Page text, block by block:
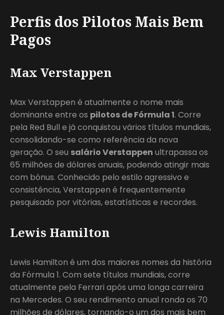
Perfis dos Pilotos Mais Bem
Pagos
Max Verstappen
Max Verstappen é atualmente o nome mais
dominante entre os pilotos de Fórmula 1. Corre
pela Red Bull e já conquistou vários títulos mundiais,
consolidando-se como referência da nova
geração. O seu salário Verstappen ultrapassa os
65 milhões de dólares anuais, podendo atingir mais
com bónus. Conhecido pelo estilo agressivo e
consistência, Verstappen é frequentemente
pesquisado por vitórias, estatísticas e recordes.
Lewis Hamilton
Lewis Hamilton é um dos maiores nomes da história
da Fórmula 1. Com sete títulos mundiais, corre
atualmente pela Ferrari após uma longa carreira
na Mercedes. O seu rendimento anual ronda os 70
milhões de dólares, tornando-o um dos mais bem